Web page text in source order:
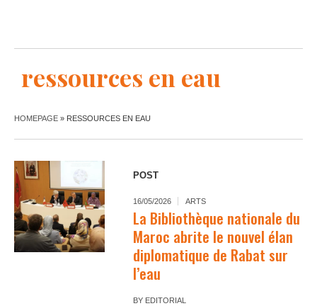
ressources en eau
HOMEPAGE » RESSOURCES EN EAU
POST
16/05/2026 ARTS
La Bibliothèque nationale du
Maroc abrite le nouvel élan
diplomatique de Rabat sur
l’eau
BY EDITORIAL